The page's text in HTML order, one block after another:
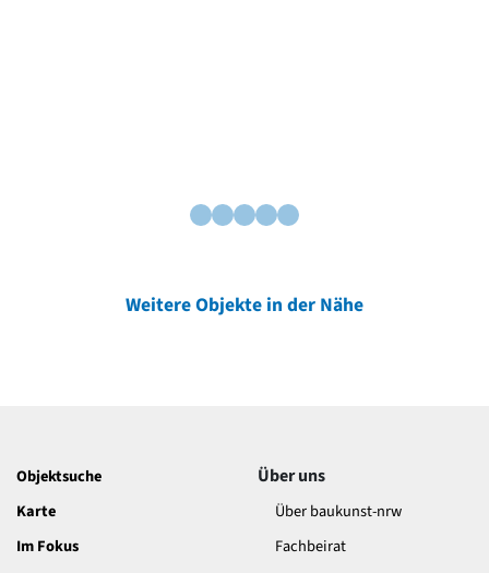
Weitere Objekte in der Nähe
Objektsuche
Karte
Im Fokus
Über uns
Über baukunst-nrw
Fachbeirat